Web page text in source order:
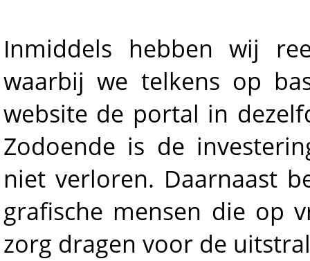
Inmiddels hebben wij
waarbij we telkens op
website de portal in
Zodoende is de
niet verloren. Daarnaast
grafische mensen die op
zorg dragen voor de